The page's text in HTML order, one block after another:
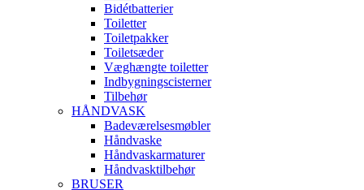
Bidétbatterier
Toiletter
Toiletpakker
Toiletsæder
Væghængte toiletter
Indbygningscisterner
Tilbehør
HÅNDVASK
Badeværelsesmøbler
Håndvaske
Håndvaskarmaturer
Håndvasktilbehør
BRUSER